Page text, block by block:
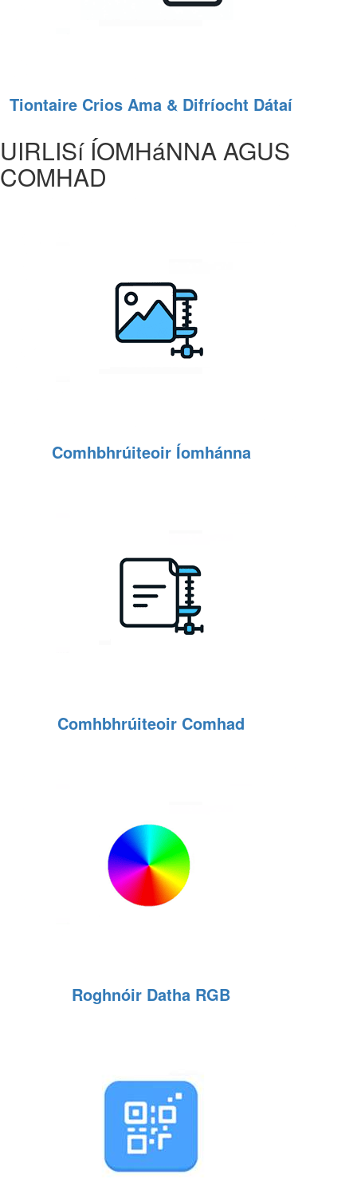
Tiontaire Crios Ama & Difríocht Dátaí
UIRLISí ÍOMHáNNA AGUS
COMHAD
Comhbhrúiteoir Íomhánna
Comhbhrúiteoir Comhad
Roghnóir Datha RGB